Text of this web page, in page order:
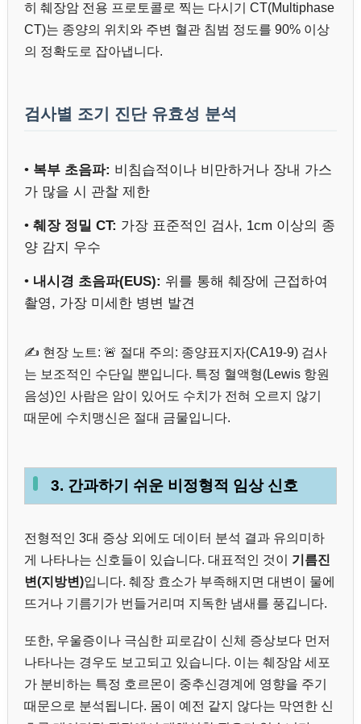
히 췌장암 전용 프로토콜로 찍는 다시기 CT(Multiphase
CT)는 종양의 위치와 주변 혈관 침범 정도를 90% 이상
의 정확도로 잡아냅니다.
검사별 조기 진단 유효성 분석
• 복부 초음파: 비침습적이나 비만하거나 장내 가스
가 많을 시 관찰 제한
• 췌장 정밀 CT: 가장 표준적인 검사, 1cm 이상의 종
양 감지 우수
• 내시경 초음파(EUS): 위를 통해 췌장에 근접하여
촬영, 가장 미세한 병변 발견
✍️ 현장 노트: 🚨 절대 주의: 종양표지자(CA19-9) 검사
는 보조적인 수단일 뿐입니다. 특정 혈액형(Lewis 항원
음성)인 사람은 암이 있어도 수치가 전혀 오르지 않기
때문에 수치맹신은 절대 금물입니다.
3. 간과하기 쉬운 비정형적 임상 신호
전형적인 3대 증상 외에도 데이터 분석 결과 유의미하
게 나타나는 신호들이 있습니다. 대표적인 것이 기름진
변(지방변)입니다. 췌장 효소가 부족해지면 대변이 물에
뜨거나 기름기가 번들거리며 지독한 냄새를 풍깁니다.
또한, 우울증이나 극심한 피로감이 신체 증상보다 먼저
나타나는 경우도 보고되고 있습니다. 이는 췌장암 세포
가 분비하는 특정 호르몬이 중추신경계에 영향을 주기
때문으로 분석됩니다. 몸이 예전 같지 않다는 막연한 신